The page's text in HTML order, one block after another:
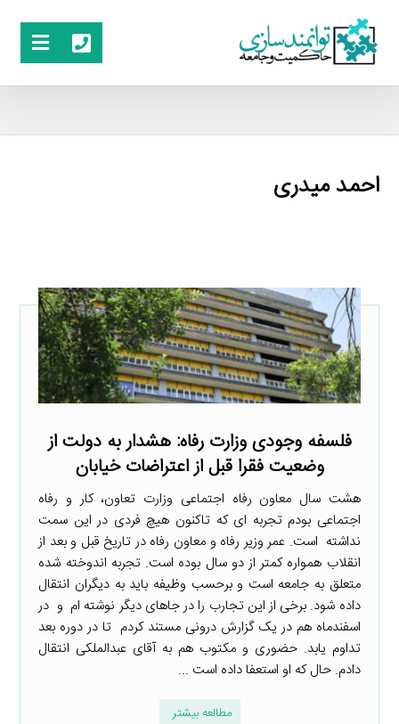
احمد میدری
فلسفه وجودی وزارت رفاه: هشدار به دولت‌ از
وضعیت فقرا قبل از اعتراضات خیابان
هشت سال معاون رفاه اجتماعی وزارت تعاون، کار و رفاه
اجتماعی بودم تجربه ای که تاکنون هیچ فردی در این سمت
نداشته است. عمر وزیر رفاه و معاون رفاه در تاریخ قبل و بعد از
انقلاب همواره کمتر از دو سال بوده است. تجربه اندوخته شده
متعلق به جامعه است و برحسب وظیفه باید به دیگران انتقال
داده شود. برخی از این تجارب را در جاهای دیگر نوشته ام و در
اسفندماه هم در یک گزارش درونی مستند کردم تا در دوره بعد
تداوم یابد. حضوری و مکتوب هم به آقای عبدالملکی انتقال
دادم. حال که او استعفا داده است ...
مطالعه بیشتر